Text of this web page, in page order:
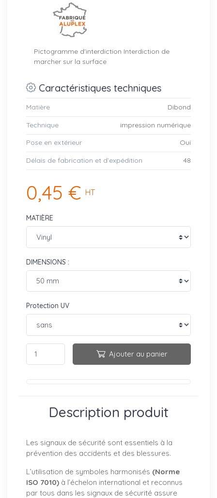
Pictogramme d'interdiction Interdiction de
marcher sur la surface
Caractéristiques techniques
Matière Dibond
Technique impression numérique
Pose en extérieur Oui
Délais de fabrication et d’expédition 48
0,45 € HT
MATIÈRE
DIMENSIONS :
Protection UV
Ajouter au panier
Description produit
Les signaux de sécurité sont essentiels à la
prévention des accidents et des blessures.
L’utilisation de symboles harmonisés (Norme
ISO 7010) à l’échelon international et reconnus
par tous dans les signaux de sécurité assure